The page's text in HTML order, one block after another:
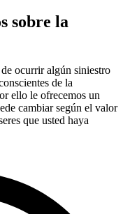
sobre la
ocurrir algún siniestro
de la
ello le ofrecemos un
cambiar según el valor
que usted haya